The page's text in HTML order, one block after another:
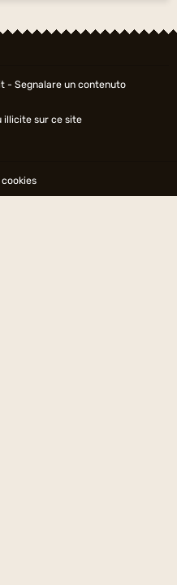
- Segnalare un contenuto
illicite sur ce site